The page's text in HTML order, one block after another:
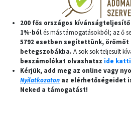
200 fős országos
1%-bólés más támogatásokból; az ő
5792 esetben segítettünk, örömöt
betegszobákba. A sok-sok teljesült
beszámolókat olvashatsz ide
Kérjük, add meg az online vagy
Nyilatkozaton az elérhetőségeidet
Neked a támogatást!